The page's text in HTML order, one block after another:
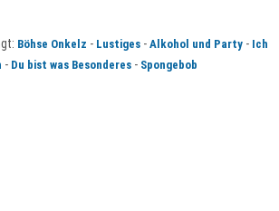
Böhse Onkelz - Lustiges- Alkohol und Party- Ich
- Du bist was Besonderes - Spongebob